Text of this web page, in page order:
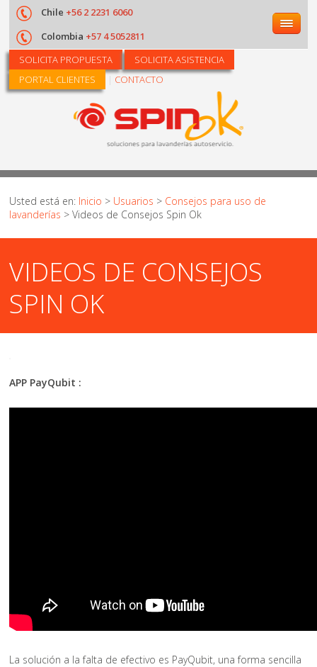
Chile +56 2 2231 6060
Colombia +57 4 5052811
SOLICITA PROPUESTA
SOLICITA ASISTENCIA
PORTAL CLIENTES
CONTACTO
Historia
Equipo de trabajo
Política de Calidad
Usted está en: Inicio > Usuarios > Consejos para uso de
lavanderías >Videos de Consejos Spin Ok
VIDEOS DE CONSEJOS
SPIN OK
APP PayQubit :
La solución a la falta de efectivo es PayQubit, una forma sencilla